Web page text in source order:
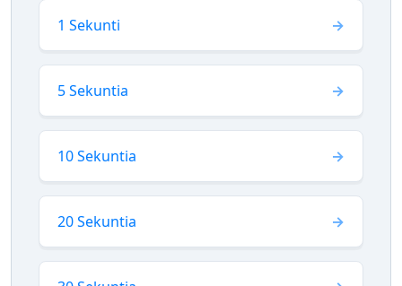
1 Sekunti
5 Sekuntia
10 Sekuntia
20 Sekuntia